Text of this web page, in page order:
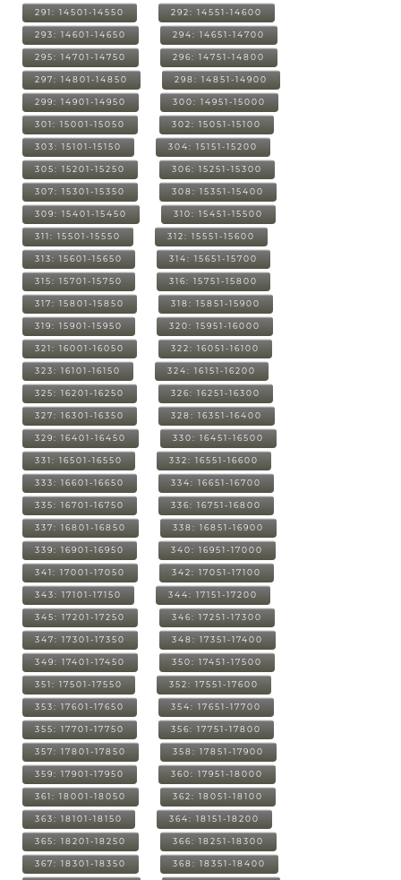
291: 14501-14550 292: 14551-14600
293: 14601-14650 294: 14651-14700
295: 14701-14750 296: 14751-14800
297: 14801-14850 298: 14851-14900
299: 14901-14950 300: 14951-15000
301: 15001-15050 302: 15051-15100
303: 15101-15150 304: 15151-15200
305: 15201-15250 306: 15251-15300
307: 15301-15350 308: 15351-15400
309: 15401-15450 310: 15451-15500
311: 15501-15550 312: 15551-15600
313: 15601-15650 314: 15651-15700
315: 15701-15750 316: 15751-15800
317: 15801-15850 318: 15851-15900
319: 15901-15950 320: 15951-16000
321: 16001-16050 322: 16051-16100
323: 16101-16150 324: 16151-16200
325: 16201-16250 326: 16251-16300
327: 16301-16350 328: 16351-16400
329: 16401-16450 330: 16451-16500
331: 16501-16550 332: 16551-16600
333: 16601-16650 334: 16651-16700
335: 16701-16750 336: 16751-16800
337: 16801-16850 338: 16851-16900
339: 16901-16950 340: 16951-17000
341: 17001-17050 342: 17051-17100
343: 17101-17150 344: 17151-17200
345: 17201-17250 346: 17251-17300
347: 17301-17350 348: 17351-17400
349: 17401-17450 350: 17451-17500
351: 17501-17550 352: 17551-17600
353: 17601-17650 354: 17651-17700
355: 17701-17750 356: 17751-17800
357: 17801-17850 358: 17851-17900
359: 17901-17950 360: 17951-18000
361: 18001-18050 362: 18051-18100
363: 18101-18150 364: 18151-18200
365: 18201-18250 366: 18251-18300
367: 18301-18350 368: 18351-18400